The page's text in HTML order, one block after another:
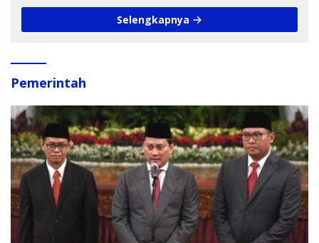
Selengkapnya
Pemerintah